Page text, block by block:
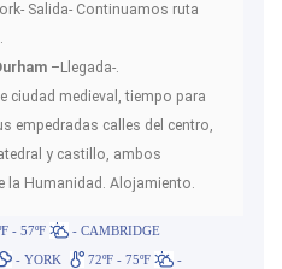
Salida- Continuamos ruta
–Llegada-.
ciudad medieval, tiempo para
empedradas calles del centro,
y castillo, ambos
la Humanidad. Alojamiento.
- 57ºF
- CAMBRIDGE
- YORK 72ºF - 75ºF
-